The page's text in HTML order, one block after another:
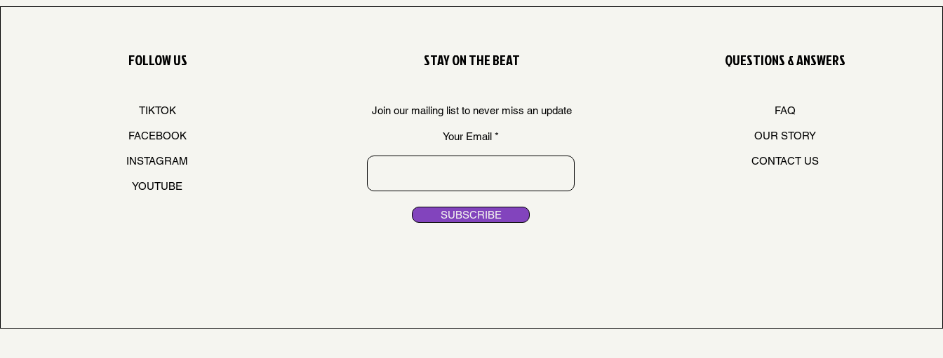
FOLLOW US
TIKTOK
FACEBOOK
INSTAGRAM
YOUTUBE
STAY ON THE BEAT
Join our mailing list to never miss an update
Your Email
SUBSCRIBE
QUESTIONS & ANSWERS
FAQ
OUR STORY
CONTACT US